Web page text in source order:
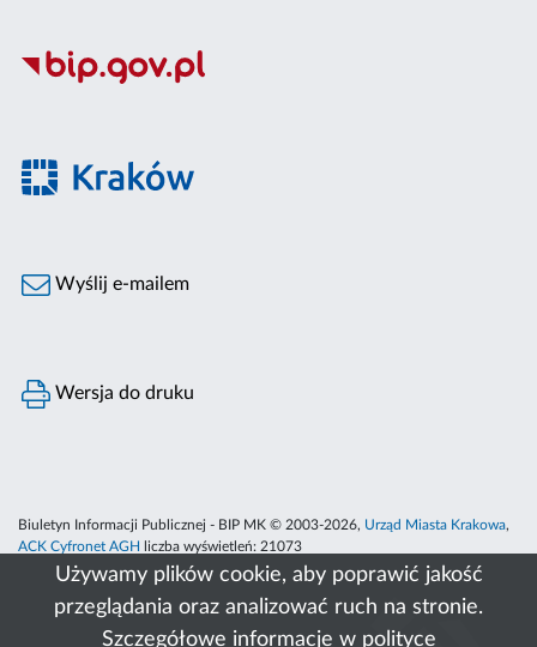
Używamy plików cookie, aby poprawić jakość
przeglądania oraz analizować ruch na stronie.
Szczegółowe informacje w polityce
Wyślij e-mailem
Wersja do druku
Biuletyn Informacji Publicznej - BIP MK © 2003-2026, Urząd Miasta Krakowa,
ACK Cyfronet AGH
liczba wyświetleń: 21073